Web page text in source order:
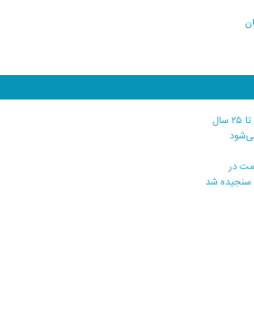
ابتلا به سرطان تا ۲۵ سال
در
شد